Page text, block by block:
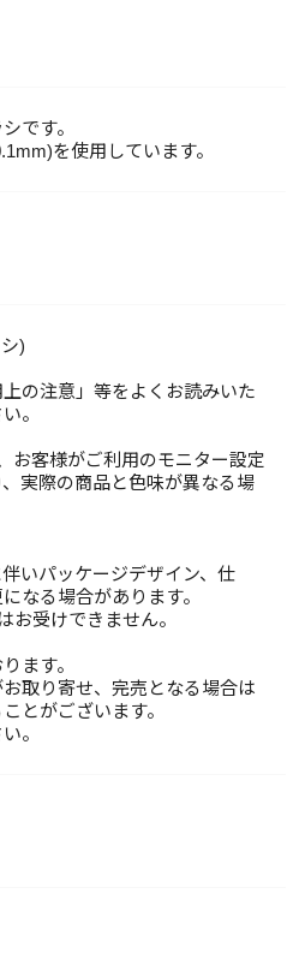
です。
を使用しています。
)
上の注意」等をよくお読みいた
。
お客様がご利用のモニター設定
実際の商品と色味が異なる場
いパッケージデザイン、仕
なる場合があります。
お受けできません。
ます。
取り寄せ、完売となる場合は
とがございます。
。